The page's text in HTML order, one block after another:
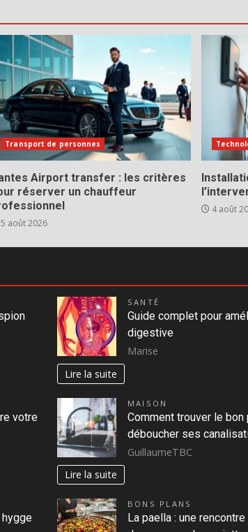
Transport de personnes
Airport transfer : les critères
réserver un chauffeur
5 août 2026
4 août
SANTÉ
Guide complet pour
digestive
Marise
Lire la suite
votre
MAISON
Comment trouver le
déboucher ses
GuillaumeTBC
Lire la suite
BONS PLANS
La paella : une